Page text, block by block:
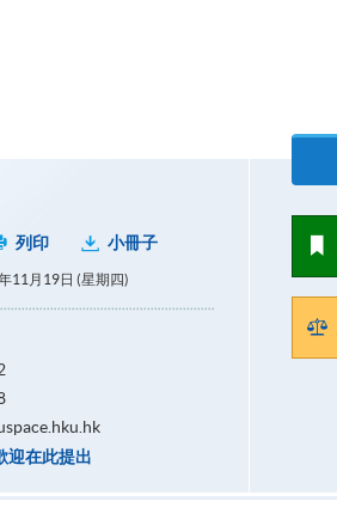
列印 小冊子
11月19日 (星期四)
迎在此提出